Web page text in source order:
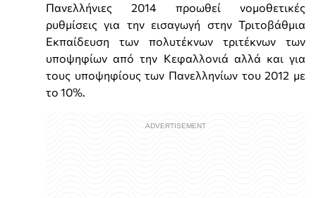
Πανελλήνιες 2014 προωθεί νομοθετικές
ρυθμίσεις για την εισαγωγή στην Τριτοβάθμια
Εκπαίδευση των πολυτέκνων τριτέκνων των
υποψηφίων από την Κεφαλλονιά αλλά και για
τους υποψηφίους των Πανελληνίων του 2012 με
το 10%.